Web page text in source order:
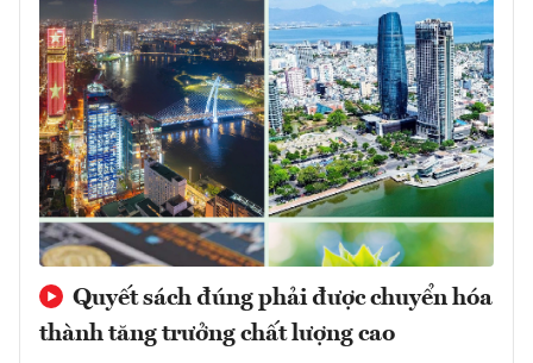
Quyết sách đúng phải được chuyển hóa
thành tăng trưởng chất lượng cao